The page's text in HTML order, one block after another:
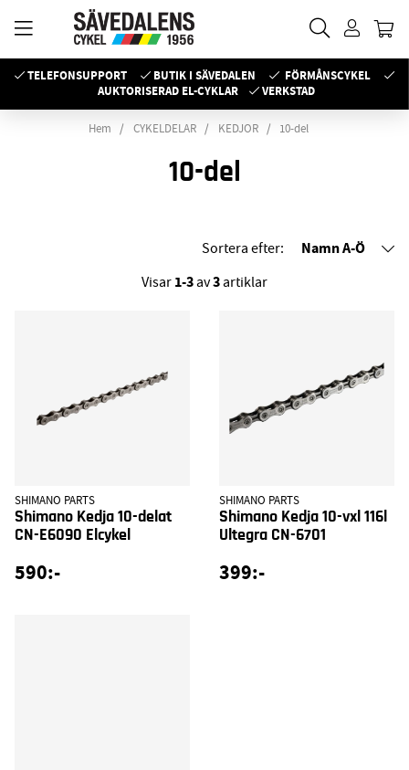
TELEFONSUPPORT BUTIK I SÄVEDALEN
FÖRMÅNSCYKEL
AUKTORISERAD EL-CYKLAR
VERKSTAD
Hem CYKELDELAR KEDJOR 10-del
10-del
Sortera efter: Namn A-Ö
Visar 1-3av3artiklar
SHIMANO PARTS
Shimano Kedja 10-delat
CN-E6090 Elcykel
590:-
SHIMANO PARTS
Shimano Kedja 10-vxl 116l
Ultegra CN-6701
399:-